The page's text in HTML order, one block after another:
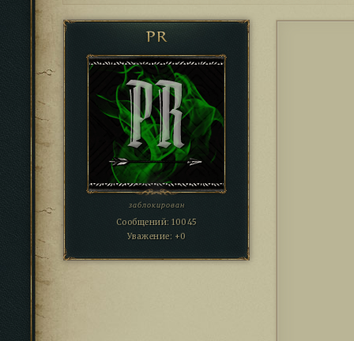
PR
заблокирован
Сообщений: 10045
Уважение: +0